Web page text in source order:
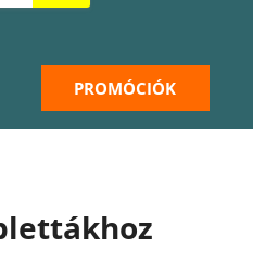
PROMÓCIÓK